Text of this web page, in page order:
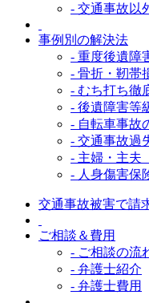
- 交通事故以
事例別の解決法
- 重度後遺障
- 骨折・靭帯
- むち打ち徹
- 後遺障害等
- 自転車事故
- 交通事故過
- 主婦・主夫
- 人身傷害保
交通事故被害で請
ご相談＆費用
- ご相談の流
- 弁護士紹介
- 弁護士費用